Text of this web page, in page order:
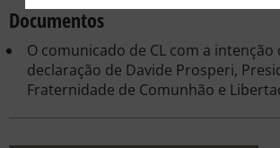
Documentos
O comunicado de CL com a intenção
declaração de Davide Prosperi,
Fraternidade de Comunhão e